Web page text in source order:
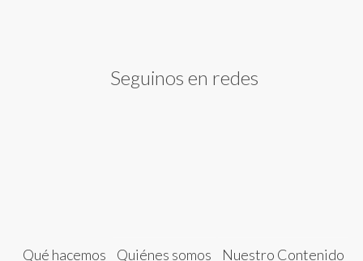
Seguinos en redes
Qué hacemos Quiénes somos Nuestro Contenido